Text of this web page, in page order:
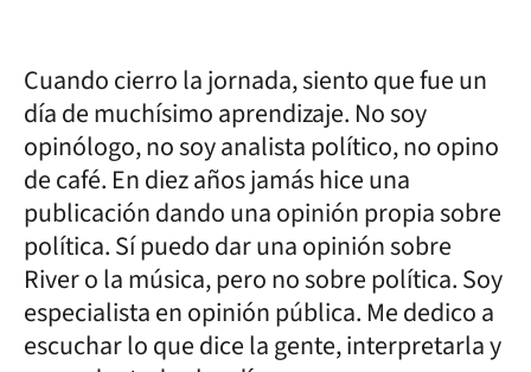
Cuando cierro la jornada, siento que fue un
día de muchísimo aprendizaje. No soy
opinólogo, no soy analista político, no opino
de café. En diez años jamás hice una
publicación dando una opinión propia sobre
política. Sí puedo dar una opinión sobre
River o la música, pero no sobre política. Soy
especialista en opinión pública. Me dedico a
escuchar lo que dice la gente, interpretarla y